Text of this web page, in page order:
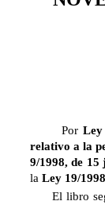
Por Ley
relativo a la
9/1998, de
la Ley 19/
El libro